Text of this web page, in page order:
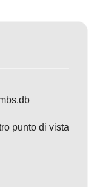
punto di vista